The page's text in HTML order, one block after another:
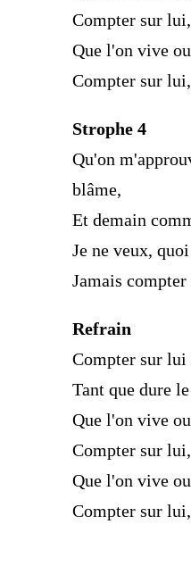
Compter sur
Que l'on vive
Compter sur
Strophe 4
Qu'on
blâme,
Et demain
Je ne veux,
Jamais
Refrain
Compter sur lui
Tant que dure
Que l'on vive
Compter sur
Que l'on vive
Compter sur